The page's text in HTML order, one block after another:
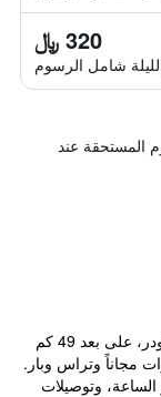
320 ﷼
شامل الرسوم
المستحقة عند
يقع مكان إقامة "The Red Bricks Hotel" في شكودر، على بعد 49 كم
مجاناً وتراس وبار.
وتوصيلات